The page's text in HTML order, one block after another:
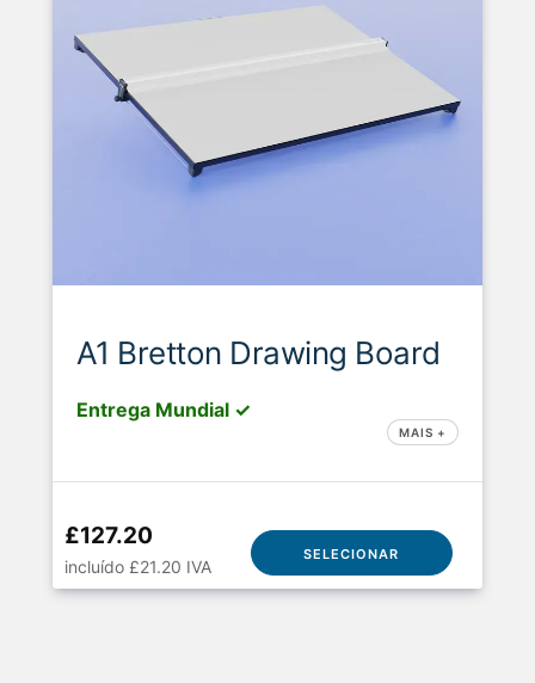
A1 Bretton Drawing Board
Entrega Mundial ✓
MAIS +
£127.20
incluído £21.20 IVA
SELECIONAR